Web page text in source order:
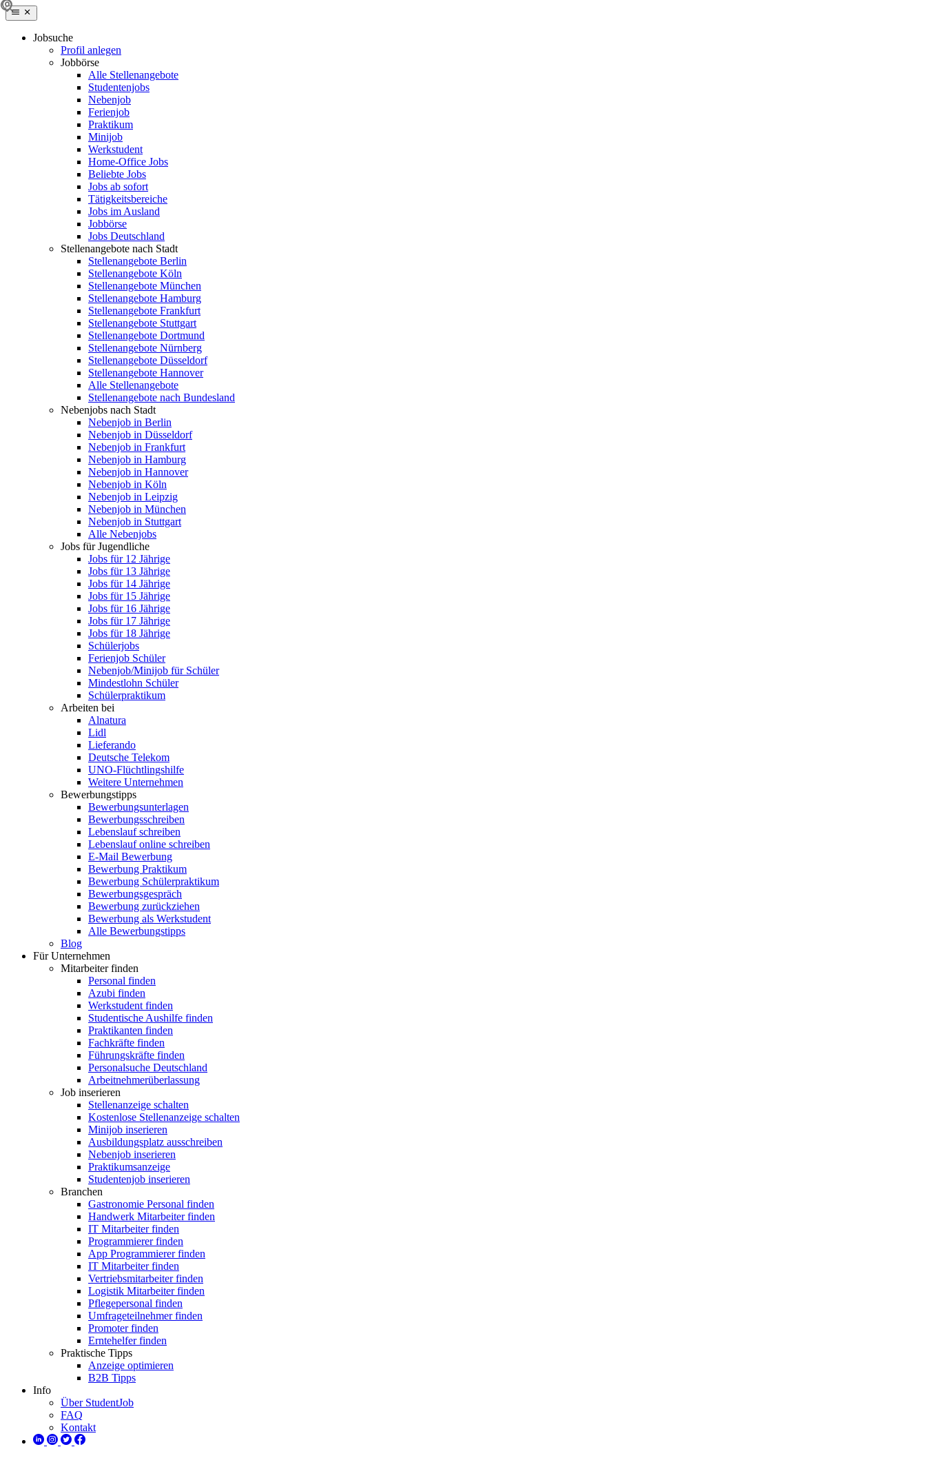
Jobsuche
Profil anlegen
Jobbörse
Alle Stellenangebote
Studentenjobs
Nebenjob
Ferienjob
Praktikum
Minijob
Werkstudent
Home-Office Jobs
Beliebte Jobs
Jobs ab sofort
Tätigkeitsbereiche
Jobs im Ausland
Jobbörse
Jobs Deutschland
Stellenangebote nach Stadt
Stellenangebote Berlin
Stellenangebote Köln
Stellenangebote München
Stellenangebote Hamburg
Stellenangebote Frankfurt
Stellenangebote Stuttgart
Stellenangebote Dortmund
Stellenangebote Nürnberg
Stellenangebote Düsseldorf
Stellenangebote Hannover
Alle Stellenangebote
Stellenangebote nach Bundesland
Nebenjobs nach Stadt
Nebenjob in Berlin
Nebenjob in Düsseldorf
Nebenjob in Frankfurt
Nebenjob in Hamburg
Nebenjob in Hannover
Nebenjob in Köln
Nebenjob in Leipzig
Nebenjob in München
Nebenjob in Stuttgart
Alle Nebenjobs
Jobs für Jugendliche
Jobs für 12 Jährige
Jobs für 13 Jährige
Jobs für 14 Jährige
Jobs für 15 Jährige
Jobs für 16 Jährige
Jobs für 17 Jährige
Jobs für 18 Jährige
Schülerjobs
Ferienjob Schüler
Nebenjob/Minijob für Schüler
Mindestlohn Schüler
Schülerpraktikum
Arbeiten bei
Alnatura
Lidl
Lieferando
Deutsche Telekom
UNO-Flüchtlingshilfe
Weitere Unternehmen
Bewerbungstipps
Bewerbungsunterlagen
Bewerbungsschreiben
Lebenslauf schreiben
Lebenslauf online schreiben
E-Mail Bewerbung
Bewerbung Praktikum
Bewerbung Schülerpraktikum
Bewerbungsgespräch
Bewerbung zurückziehen
Bewerbung als Werkstudent
Alle Bewerbungstipps
Blog
Für Unternehmen
Mitarbeiter finden
Personal finden
Azubi finden
Werkstudent finden
Studentische Aushilfe finden
Praktikanten finden
Fachkräfte finden
Führungskräfte finden
Personalsuche Deutschland
Arbeitnehmerüberlassung
Job inserieren
Stellenanzeige schalten
Kostenlose Stellenanzeige schalten
Minijob inserieren
Ausbildungsplatz ausschreiben
Nebenjob inserieren
Praktikumsanzeige
Studentenjob inserieren
Branchen
Gastronomie Personal finden
Handwerk Mitarbeiter finden
IT Mitarbeiter finden
Programmierer finden
App Programmierer finden
IT Mitarbeiter finden
Vertriebsmitarbeiter finden
Logistik Mitarbeiter finden
Pflegepersonal finden
Umfrageteilnehmer finden
Promoter finden
Erntehelfer finden
Praktische Tipps
Anzeige optimieren
B2B Tipps
Info
Über StudentJob
FAQ
Kontakt